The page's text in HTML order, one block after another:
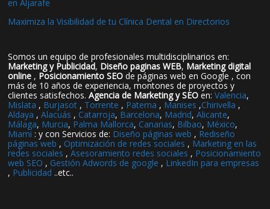
en Aljarafe
Maximiza la Visibilidad de tu Clínica Dental en Directorios
Somos un equipo de profesionales multidisciplinarios en:
Marketing y Publicidad, Diseño paginas WEB, Marketing digital
online , Posicionamiento SEO de páginas web en Google , con
más de 10 años de experiencia, montones de proyectos y
clientes satisfechos.Agencia de Marketing y SEO en:Valencia,
Mislata , Burjasot , Torrente , Paterna , Manises ,Chirivella ,
Aldaya ,Alacuás , Catarroja, Barcelona, Madrid,Alicante,
Málaga, Murcia, Palma Mallorca, Canarias, Bilbao, México,
Miami : y con Servicios de: Diseño páginas web , Rediseño
páginas web , Optimización de redes sociales , Marketing en las
redes sociales ,Asesoramiento redes sociales , Posicionamiento
web SEO , Gestión Adwords de google , LinkedIn para empresas
, Publicidad ..etc..